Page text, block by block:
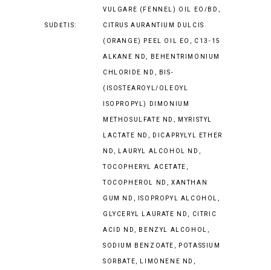
SUDĖTIS:
VULGARE (FENNEL) OIL EO/BD,
CITRUS AURANTIUM DULCIS
(ORANGE) PEEL OIL EO, C13-15
ALKANE ND, BEHENTRIMONIUM
CHLORIDE ND, BIS-
(ISOSTEAROYL/OLEOYL
ISOPROPYL) DIMONIUM
METHOSULFATE ND, MYRISTYL
LACTATE ND, DICAPRYLYL ETHER
ND, LAURYL ALCOHOL ND,
TOCOPHERYL ACETATE,
TOCOPHEROL ND, XANTHAN
GUM ND, ISOPROPYL ALCOHOL,
GLYCERYL LAURATE ND, CITRIC
ACID ND, BENZYL ALCOHOL,
SODIUM BENZOATE, POTASSIUM
SORBATE, LIMONENE ND,